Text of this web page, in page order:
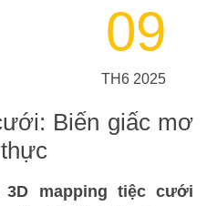
09
TH6 2025
Biến giấc mơ
mapping tiệc cưới